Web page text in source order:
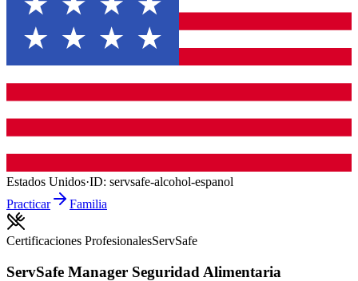
Estados Unidos·ID: servsafe-alcohol-espanol
Practicar
Familia
Certificaciones ProfesionalesServSafe
ServSafe Manager Seguridad Alimentaria